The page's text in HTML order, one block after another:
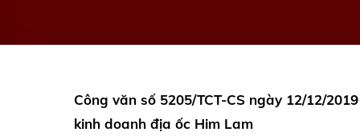
Công văn số 5205/TCT-CS ngày 12/12/
kinh doanh địa ốc Him Lam